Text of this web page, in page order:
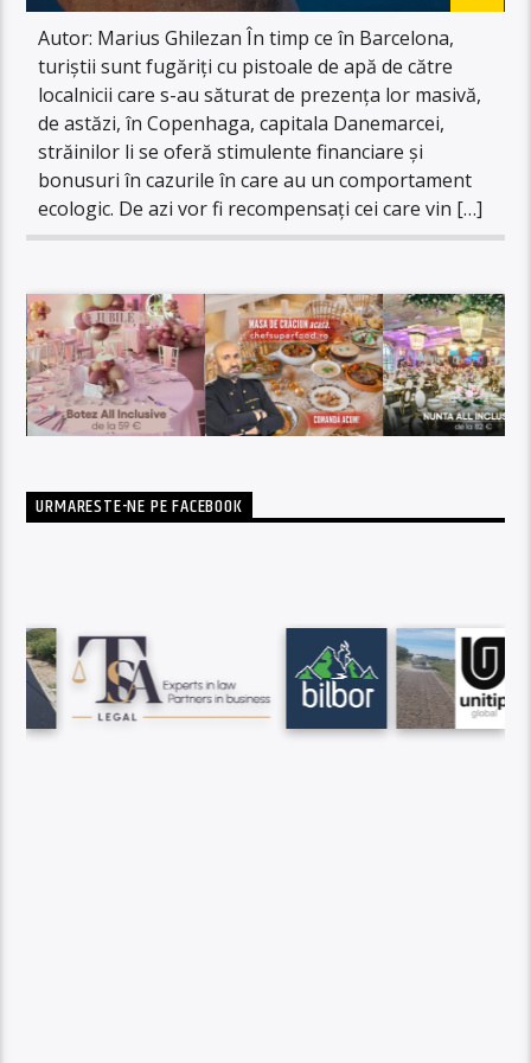
Autor: Marius Ghilezan În timp ce în Barcelona,
turiștii sunt fugăriți cu pistoale de apă de către
localnicii care s-au săturat de prezența lor masivă,
de astăzi, în Copenhaga, capitala Danemarcei,
străinilor li se oferă stimulente financiare și
bonusuri în cazurile în care au un comportament
ecologic. De azi vor fi recompensați cei care vin […]
URMARESTE-NE PE FACEBOOK